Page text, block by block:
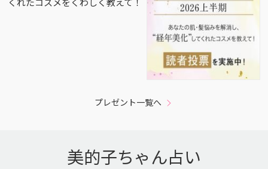
プレゼント一覧へ
美的子ちゃん占い